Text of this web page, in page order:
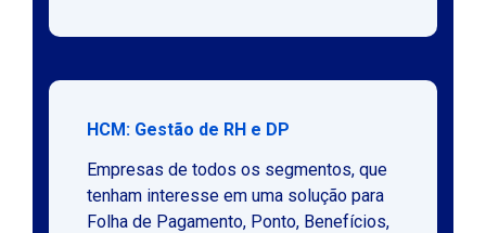
HCM: Gestão de RH e DP
Empresas de todos os segmentos, que
tenham interesse em uma solução para
Folha de Pagamento, Ponto, Benefícios,